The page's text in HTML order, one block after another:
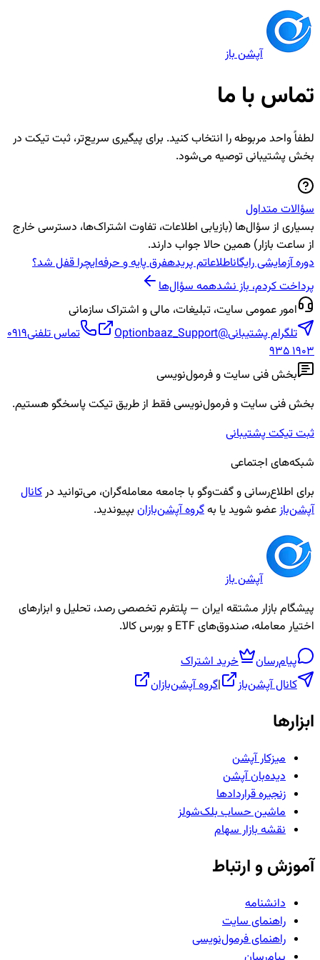
آپشن باز
تماس با ما
لطفاً واحد مربوطه را انتخاب کنید. برای پیگیری سریع‌تر، ثبت تیکت در
بخش پشتیبانی توصیه می‌شود.
سؤالات متداول
بسیاری از سؤال‌ها (بازیابی اطلاعات، تفاوت اشتراک‌ها، دسترسی خارج
از ساعت بازار) همین حالا جواب دارند.
دوره آزمایشی رایگاناطلاعاتم پریدهفرق پایه و حرفه‌ایچرا قفل شد؟
پرداخت کردم، باز نشدهمه سؤال‌ها
امور عمومی سایت، تبلیغات، مالی و اشتراک سازمانی
تلگرام پشتیبانی@Optionbaaz_Support تماس تلفنی0919
935 1903
بخش فنی سایت و فرمول‌نویسی
بخش فنی سایت و فرمول‌نویسی فقط از طریق تیکت پاسخگو هستیم.
ثبت تیکت پشتیبانی
شبکه‌های اجتماعی
برای اطلاع‌رسانی و گفت‌وگو با جامعه معامله‌گران، می‌توانید درکانال
آپشن‌بازعضو شوید یا بهگروه آپشن‌بازان بپیوندید.
آپشن باز
پیشگام بازار مشتقه ایران — پلتفرم تخصصی رصد، تحلیل و ابزارهای
اختیار معامله، صندوق‌های ETF و بورس کالا.
پیام‌رسان
خرید اشتراک
کانال آپشن‌باز
|گروه آپشن‌بازان
ابزارها
میزکار آپشن
دیده‌بان آپشن
زنجیره قراردادها
ماشین حساب بلک‌شولز
نقشه بازار سهام
آموزش و ارتباط
دانشنامه
راهنمای سایت
راهنمای فرمول‌نویسی